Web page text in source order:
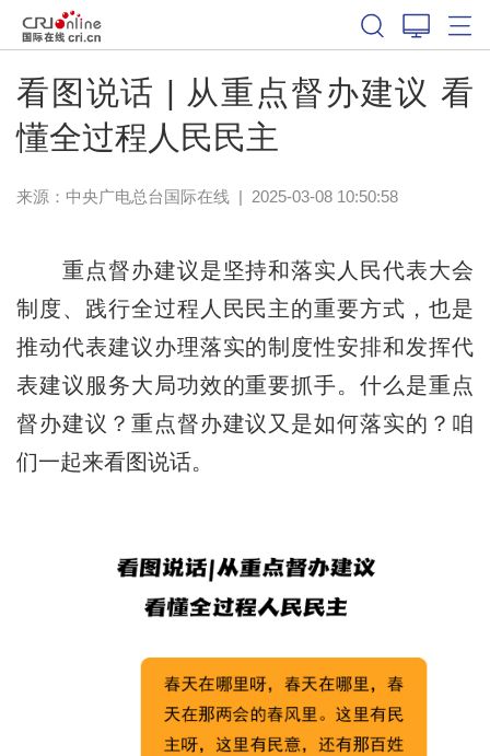
看图说话 | 从重点督办建议 看
懂全过程人民民主
来源：中央广电总台国际在线| 2025-03-08 10:50:58
重点督办建议是坚持和落实人民代表大会
制度、践行全过程人民民主的重要方式，也是
推动代表建议办理落实的制度性安排和发挥代
表建议服务大局功效的重要抓手。什么是重点
督办建议？重点督办建议又是如何落实的？咱
们一起来看图说话。